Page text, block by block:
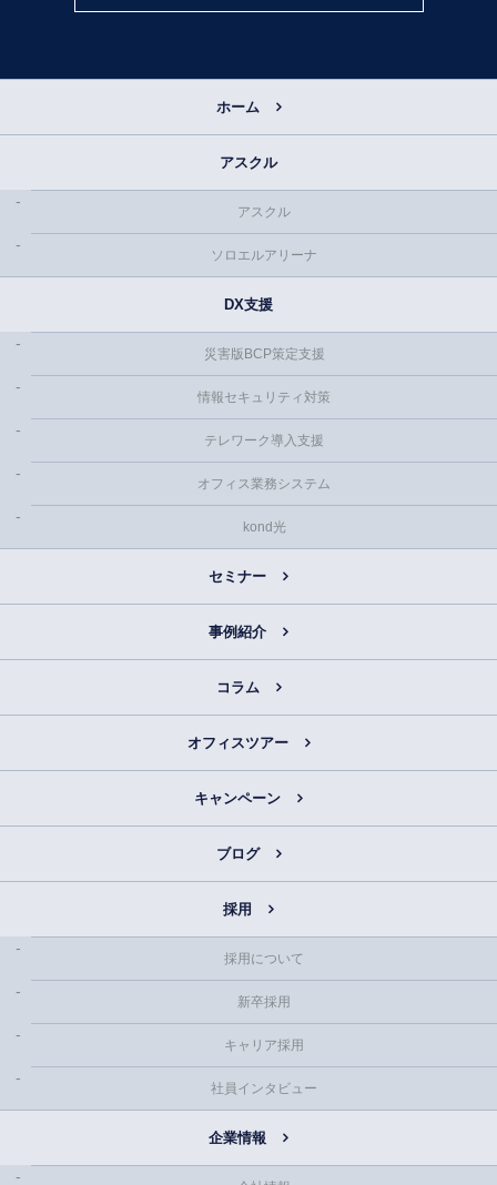
ホーム
アスクル
アスクル
ソロエルアリーナ
DX支援
災害版BCP策定支援
情報セキュリティ対策
テレワーク導入支援
オフィス業務システム
kond光
セミナー
事例紹介
コラム
オフィスツアー
キャンペーン
ブログ
採用
採用について
新卒採用
キャリア採用
社員インタビュー
企業情報